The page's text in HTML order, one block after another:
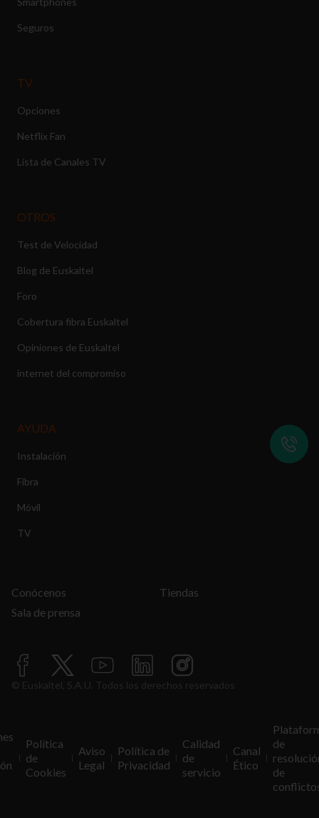
Seguros
TV
Opciones
Netflix Fan
Lista de Canales TV
OTROS
Test de Velocidad
Blog de Euskaltel
Foro
Cobertura fibra Euskaltel
Opiniones de Euskaltel
internet del compromiso
AYUDA
Instalación
Fibra
Móvil
TV
Conócenos
Tiendas
Sala de prensa
© Euskaltel, S.A.U. Todos los derechos reservados
Política
de
Cookies
Aviso
Legal
Política de
Privacidad
Calidad
de
servicio
Canal
Ético
de
de